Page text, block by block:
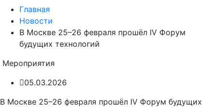
Главная
Новости
В Москве 25–26 февраля прошёл IV Форум
будущих технологий
Мероприятия
05.03.2026
В Москве 25–26 февраля прошёл IV Форум будущих